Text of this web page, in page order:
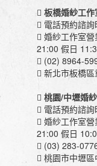
板橋婚紗工作
電話預約諮
婚紗工作室
21:00 假日
(02) 8964-
新北市板橋
桃園/中壢婚
電話預約諮
婚紗工作室
21:00 假日
(03) 283-
桃園市中壢